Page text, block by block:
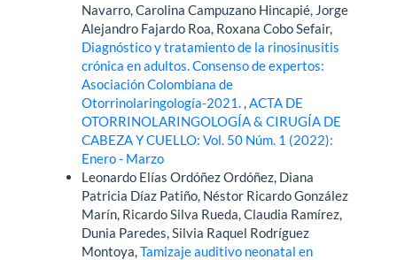
Navarro, Carolina Campuzano Hincapié, Jorge
Alejandro Fajardo Roa, Roxana Cobo Sefair,
Diagnóstico y tratamiento de la rinosinusitis
crónica en adultos. Consenso de expertos:
Asociación Colombiana de
Otorrinolaringología-2021.
ACTA DE
OTORRINOLARINGOLOGÍA & CIRUGÍA DE
CABEZA Y CUELLO: Vol. 50 Núm. 1 (2022):
Enero - Marzo
Leonardo Elías Ordóñez Ordóñez, Diana
Patricia Díaz Patiño, Néstor Ricardo González
Marín, Ricardo Silva Rueda, Claudia Ramírez,
Dunia Paredes, Silvia Raquel Rodríguez
Montoya,Tamizaje auditivo neonatal en